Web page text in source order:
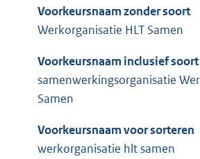
Voorkeursnaam zonder soort
Werkorganisatie HLT Samen
Voorkeursnaam inclusief soort
samenwerkingsorganisatie
Samen
Voorkeursnaam voor sorteren
werkorganisatie hlt samen